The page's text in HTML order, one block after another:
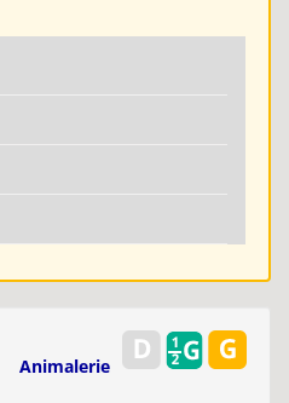
Animalerie